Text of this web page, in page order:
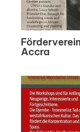
Accra